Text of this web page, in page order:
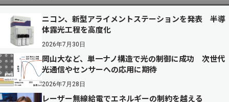
ニコン、新型アライメントステーションを発表 半導
体露光工程を高度化
2026年7月30日
岡山大など、単一ナノ構造で光の制御に成功 次世代
光通信やセンサーへの応用に期待
2026年7月28日
レーザー無線給電でエネルギーの制約を越える